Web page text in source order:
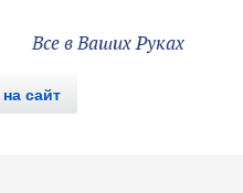
Все в Ваших Руках
сайт